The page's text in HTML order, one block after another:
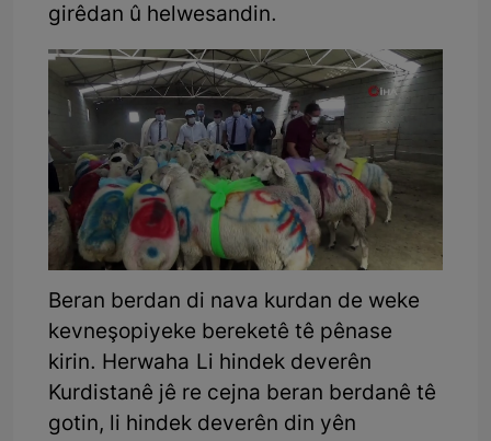
girêdan û helwesandin.
Beran berdan di nava kurdan de weke
kevneşopiyeke bereketê tê pênase
kirin. Herwaha Li hindek deverên
Kurdistanê jê re cejna beran berdanê tê
gotin, li hindek deverên din yên